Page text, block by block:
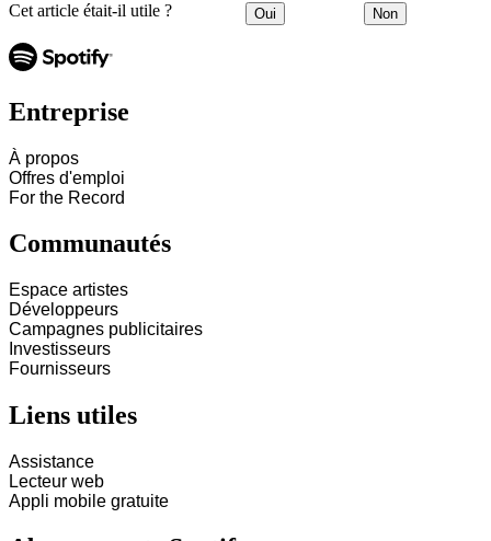
Cet article était-il utile ? Oui Non
Entreprise
À propos
Offres d'emploi
For the Record
Communautés
Espace artistes
Développeurs
Campagnes publicitaires
Investisseurs
Fournisseurs
Liens utiles
Assistance
Lecteur web
Appli mobile gratuite